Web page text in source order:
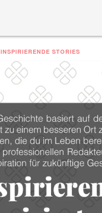
INSPIRIERENDE STORIES